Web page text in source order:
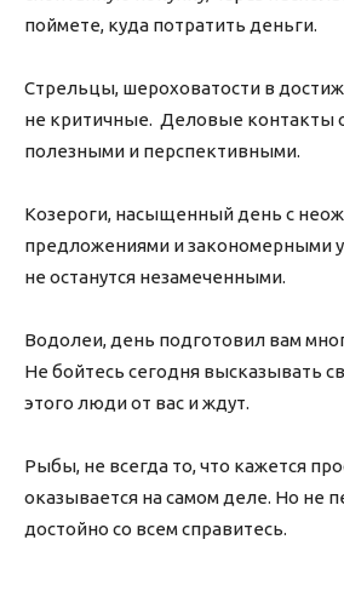
поймете, куда потратить деньги.
Стрельцы, шероховатости в
не критичные. Деловые контакты
полезными и
Козероги, насыщенный день с
предложениями и закономерными
не останутся незамеченными.
Водолеи, день подготовил вам
Не бойтесь сегодня высказывать
этого люди от вас и ждут.
Рыбы, не всегда то, что кажется
оказывается на самом деле. Но не
достойно со всем справитесь.